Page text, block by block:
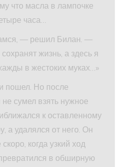
что масла в лампочке
часа…
— решил Билан. —
жизнь, а здесь я
в жестоких муках…»
пошел. Но после
сумел взять нужное
к оставленному
а удалялся от него. Он
когда узкий ход
в обширную